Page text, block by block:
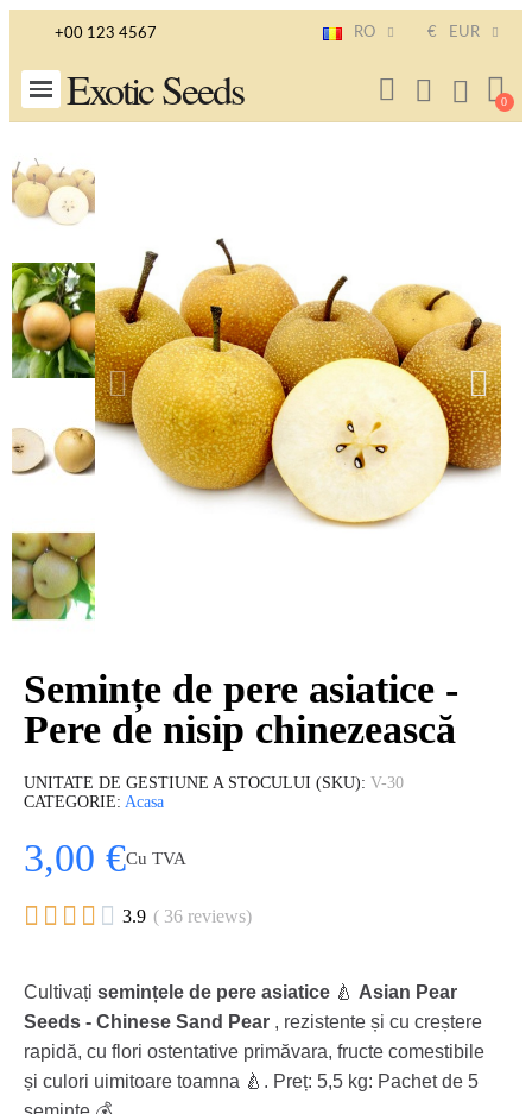
+00 123 4567 RO € EUR
Exotic Seeds
Semințe de pere asiatice -
Pere de nisip chinezească
UNITATE DE GESTIUNE A STOCULUI (SKU) V-30
CATEGORIE Acasa
3,00 €Cu TVA
     3.9 ( 36 reviews)
Cultivați semințele de pere asiatice 🍐 Asian Pear
Seeds - Chinese Sand Pear , rezistente și cu creștere
rapidă, cu flori ostentative primăvara, fructe comestibile
și culori uimitoare toamna 🍐. Preț: 5,5 kg: Pachet de 5